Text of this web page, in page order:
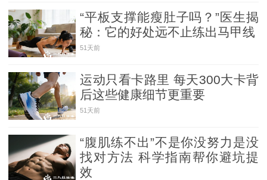
“平板支撑能瘦肚子吗？”医生揭
秘：它的好处远不止练出马甲线
51天前
运动只看卡路里 每天300大卡背
后这些健康细节更重要
51天前
“腹肌练不出”不是你没努力是没
找对方法 科学指南帮你避坑提
效